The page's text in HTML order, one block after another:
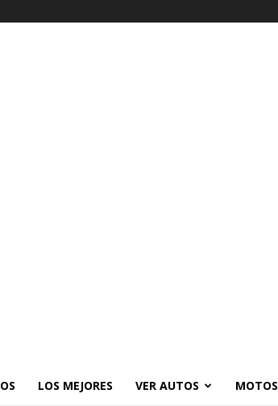
LOS MEJORES VER AUTOS MOTOS